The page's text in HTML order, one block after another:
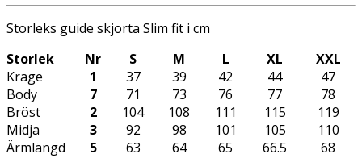
Storleks guide skjorta Slim fit i cm
Storlek
Nr S M L XL
XXL
Krage
1 37 39 42 44
47
Body
7 71 73 76 77
78
Bröst
2 104 108 111 115
119
Midja
3 92 98 101 105
110
Ärmlängd
5 63 64 65 66.5 68